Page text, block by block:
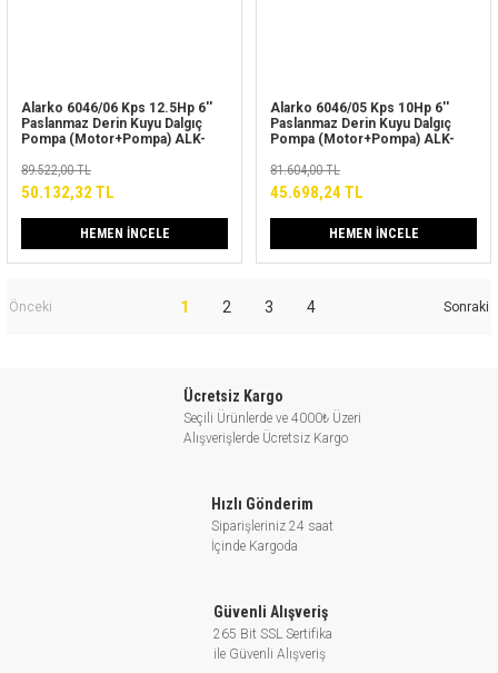
Alarko 6046/06 Kps 12.5Hp 6''
Paslanmaz Derin Kuyu Dalgıç
Pompa (Motor+Pompa) ALK-
89.522,00 TL
50.132,32 TL
HEMEN İNCELE
Alarko 6046/05 Kps 10Hp 6''
Paslanmaz Derin Kuyu Dalgıç
Pompa (Motor+Pompa) ALK-
81.604,00 TL
45.698,24 TL
HEMEN İNCELE
1 2 3 4
Ücretsiz Kargo
Seçili Ürünlerde ve 4000₺ Üzeri
Alışverişlerde Ücretsiz Kargo
Hızlı Gönderim
Siparişleriniz 24 saat
İçinde Kargoda
Güvenli Alışveriş
265 Bit SSL Sertifika
ile Güvenli Alışveriş